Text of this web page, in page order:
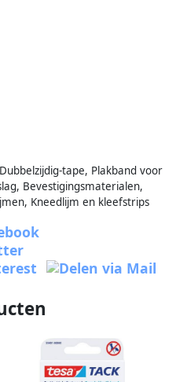
tape, Plakband voor
Bevestigingsmaterialen,
Kneedlijm en kleefstrips